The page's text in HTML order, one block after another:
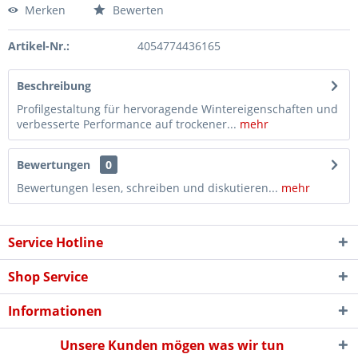
Merken Bewerten
Artikel-Nr.: 4054774436165
Beschreibung
Profilgestaltung für hervoragende Wintereigenschaften und
verbesserte Performance auf trockener... mehr
Bewertungen
0
Bewertungen lesen, schreiben und diskutieren... mehr
Service Hotline
Shop Service
Informationen
Unsere Kunden mögen was wir tun